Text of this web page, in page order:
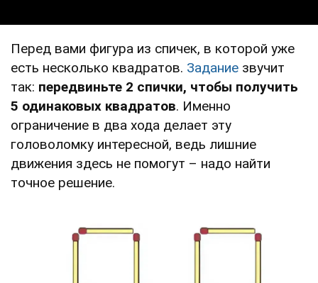
Перед вами фигура из спичек, в которой уже
есть несколько квадратов. Задание звучит
так: передвиньте 2 спички, чтобы получить
5 одинаковых квадратов. Именно
ограничение в два хода делает эту
головоломку интересной, ведь лишние
движения здесь не помогут – надо найти
точное решение.